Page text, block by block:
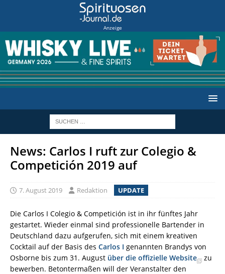
Anzeige
News: Carlos I ruft zur Colegio &
Competición 2019 auf
7. August 2019 Redaktion UPDATE
Die Carlos I Colegio & Competición ist in ihr fünftes Jahr
gestartet. Wieder einmal sind professionelle Bartender in
Deutschland dazu aufgerufen, sich mit einem kreativen
Cocktail auf der Basis des Carlos I genannten Brandys von
Osborne bis zum 31. August über die offizielle Website
zu
bewerben. Betontermaßen will der Veranstalter den